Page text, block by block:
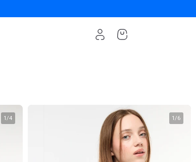
1/4 1/6